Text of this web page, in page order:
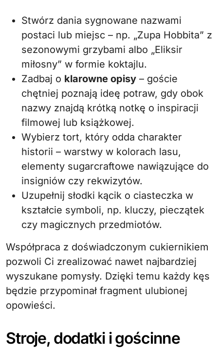
Stwórz dania sygnowane nazwami
postaci lub miejsc – np. „Zupa Hobbita” z
sezonowymi grzybami albo „Eliksir
miłosny” w formie koktajlu.
Zadbaj o klarowne opisy – goście
chętniej poznają ideę potraw, gdy obok
nazwy znajdą krótką notkę o inspiracji
filmowej lub książkowej.
Wybierz tort, który odda charakter
historii – warstwy w kolorach lasu,
elementy sugarcraftowe nawiązujące do
insigniów czy rekwizytów.
Uzupełnij słodki kącik o ciasteczka w
kształcie symboli, np. kluczy, pieczątek
czy magicznych przedmiotów.
Współpraca z doświadczonym cukiernikiem
pozwoli Ci zrealizować nawet najbardziej
wyszukane pomysły. Dzięki temu każdy kęs
będzie przypominał fragment ulubionej
opowieści.
Stroje, dodatki i gościnne